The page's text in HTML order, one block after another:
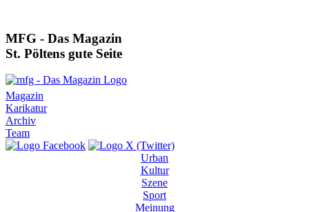
MFG - Das Magazin
St. Pöltens gute Seite
Magazin
Karikatur
Archiv
Team
Urban
Kultur
Szene
Sport
Meinung